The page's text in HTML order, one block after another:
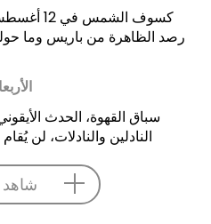
رصد الظاهرة من باريس وما
سباق القهوة، الحدث
النادلين والنادلات، لن
شاهد